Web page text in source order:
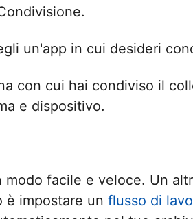
un'app in cui desideri
con cui hai condiviso il
e dispositivo.
facile e veloce. Un
è impostare un flusso di